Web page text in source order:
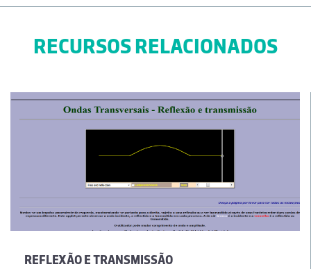
RECURSOS RELACIONADOS
REFLEXÃO E TRANSMISSÃO